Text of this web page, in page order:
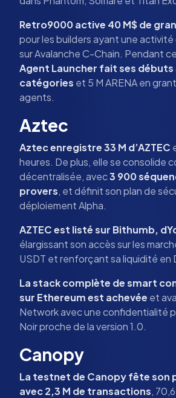
Retro9000 active 40 M$ de
pour les builders ayant une
sur Avalanche C-Chain. Pendant
Agent Launcher fait ses débuts
catégories et 5 M ARENA en
agents.
Aztec
Aztec enregistre 33 M d’AZTEC
heures. De plus, elle se consolide
décentralisée, avec3 900
provers, et définit son plan de
déploiement Alpha.
AZTEC est listé sur Bithumb,
élargissant son accès sur les
USDT et renforçant sa liquidité en
La stack complète de smart
sur Ethereum est achevée et
Network avec une confidentialité
Noir proche de la version 1.0.
Canopy
La testnet de Canopy fête son
avec 2,3 M de transactions,